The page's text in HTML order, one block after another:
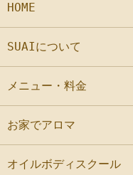
HOME
SUAIについて
メニュー・料金
お家でアロマ
オイルボディスクール